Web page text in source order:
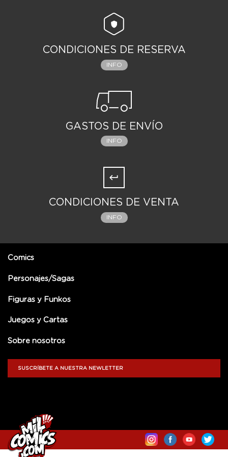
CONDICIONES DE RESERVA
INFO
GASTOS DE ENVÍO
INFO
CONDICIONES DE VENTA
INFO
Comics
Personajes/Sagas
Figuras y Funkos
Juegos y Cartas
Sobre nosotros
SUSCRÍBETE A NUESTRA NEWLETTER